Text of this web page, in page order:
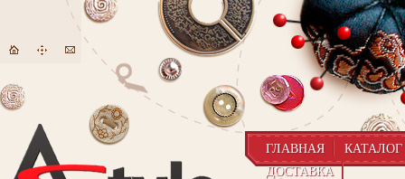
ГЛАВНАЯ
КАТАЛОГ
ДОСТАВКА